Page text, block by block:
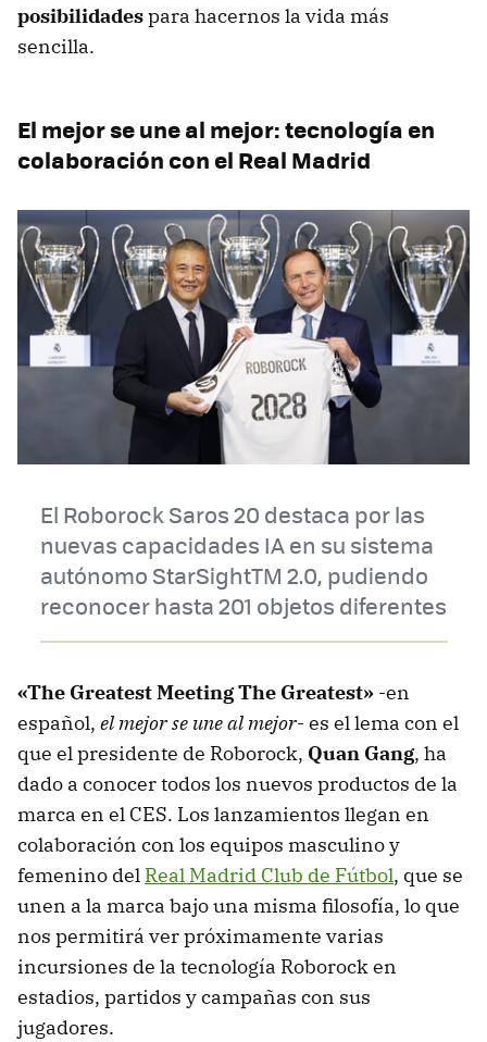
posibilidadespara hacernos la vida más
sencilla.
El mejor se une al mejor: tecnología en
colaboración con el Real Madrid
El Roborock Saros 20 destaca por las
nuevas capacidades IA en su sistema
autónomo StarSightTM 2.0, pudiendo
reconocer hasta 201 objetos diferentes
«The Greatest Meeting The Greatest» -en
español, el mejor se une al mejor- es el lema con el
que el presidente de Roborock, Quan Gang, ha
dado a conocer todos los nuevos productos de la
marca en el CES. Los lanzamientos llegan en
colaboración con los equipos masculino y
femenino del Real Madrid Club de Fútbol, que se
unen a la marca bajo una misma filosofía, lo que
nos permitirá ver próximamente varias
incursiones de la tecnología Roborock en
estadios, partidos y campañas con sus
jugadores.